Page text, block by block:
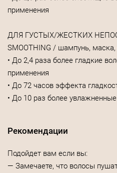
применения
ДЛЯ ГУСТЫХ/ЖЕСТКИХ
SMOOTHING / шампунь, маска,
• До 2,4 раза более гладкие
применения
• До 72 часов эффекта
• До 10 раз более
Рекомендации
Подойдет вам если вы:
— Замечаете, что волосы